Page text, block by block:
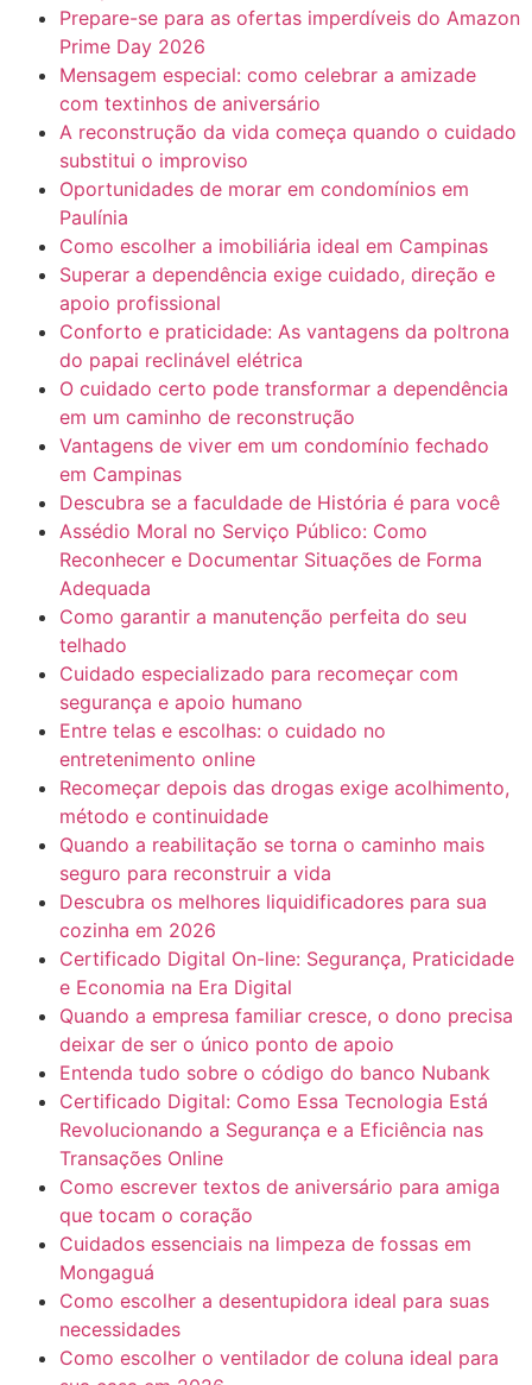
Prepare-se para as ofertas imperdíveis do Amazon
Prime Day 2026
Mensagem especial: como celebrar a amizade
com textinhos de aniversário
A reconstrução da vida começa quando o cuidado
substitui o improviso
Oportunidades de morar em condomínios em
Paulínia
Como escolher a imobiliária ideal em Campinas
Superar a dependência exige cuidado, direção e
apoio profissional
Conforto e praticidade: As vantagens da poltrona
do papai reclinável elétrica
O cuidado certo pode transformar a dependência
em um caminho de reconstrução
Vantagens de viver em um condomínio fechado
em Campinas
Descubra se a faculdade de História é para você
Assédio Moral no Serviço Público: Como
Reconhecer e Documentar Situações de Forma
Adequada
Como garantir a manutenção perfeita do seu
telhado
Cuidado especializado para recomeçar com
segurança e apoio humano
Entre telas e escolhas: o cuidado no
entretenimento online
Recomeçar depois das drogas exige acolhimento,
método e continuidade
Quando a reabilitação se torna o caminho mais
seguro para reconstruir a vida
Descubra os melhores liquidificadores para sua
cozinha em 2026
Certificado Digital On-line: Segurança, Praticidade
e Economia na Era Digital
Quando a empresa familiar cresce, o dono precisa
deixar de ser o único ponto de apoio
Entenda tudo sobre o código do banco Nubank
Certificado Digital: Como Essa Tecnologia Está
Revolucionando a Segurança e a Eficiência nas
Transações Online
Como escrever textos de aniversário para amiga
que tocam o coração
Cuidados essenciais na limpeza de fossas em
Mongaguá
Como escolher a desentupidora ideal para suas
necessidades
Como escolher o ventilador de coluna ideal para